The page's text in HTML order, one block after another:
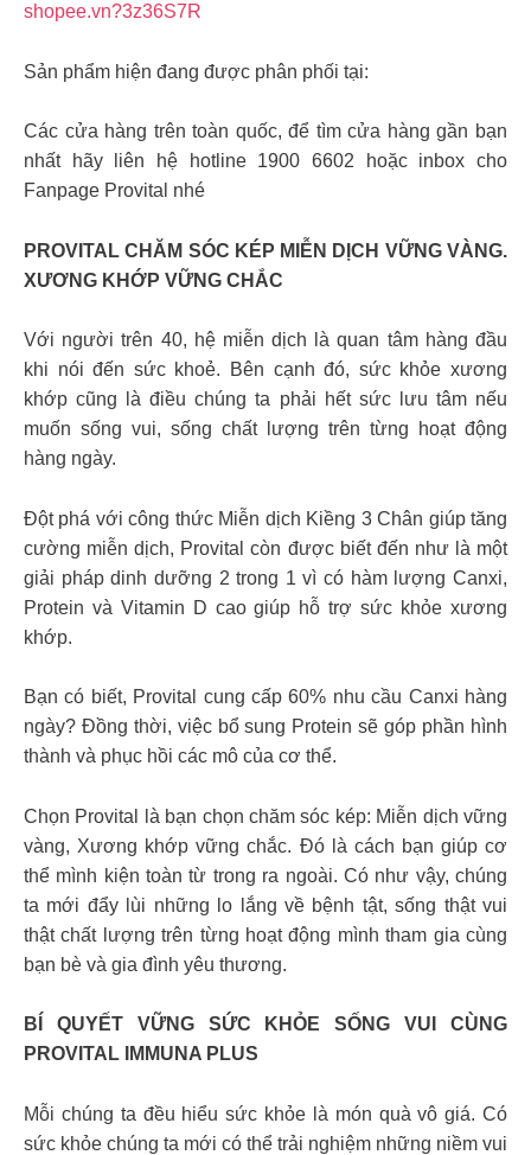
shopee.vn?3z36S7R
Sản phẩm hiện đang được phân phối tại:
Các cửa hàng trên toàn quốc, để tìm cửa hàng gần bạn
nhất hãy liên hệ hotline 1900 6602 hoặc inbox cho
Fanpage Provital nhé
PROVITAL CHĂM SÓC KÉP MIỄN DỊCH VỮNG VÀNG.
XƯƠNG KHỚP VỮNG CHẮC
Với người trên 40, hệ miễn dịch là quan tâm hàng đầu
khi nói đến sức khoẻ. Bên cạnh đó, sức khỏe xương
khớp cũng là điều chúng ta phải hết sức lưu tâm nếu
muốn sống vui, sống chất lượng trên từng hoạt động
hàng ngày.
️Đột phá với công thức Miễn dịch Kiềng 3 Chân giúp tăng
cường miễn dịch, Provital còn được biết đến như là một
giải pháp dinh dưỡng 2 trong 1 vì có hàm lượng Canxi,
Protein và Vitamin D cao giúp hỗ trợ sức khỏe xương
khớp.
️Bạn có biết, Provital cung cấp 60% nhu cầu Canxi hàng
ngày? Đồng thời, việc bổ sung Protein sẽ góp phần hình
thành và phục hồi các mô của cơ thể.
Chọn Provital là bạn chọn chăm sóc kép: Miễn dịch vững
vàng, Xương khớp vững chắc. Đó là cách bạn giúp cơ
thể mình kiện toàn từ trong ra ngoài. Có như vậy, chúng
ta mới đẩy lùi những lo lắng về bệnh tật, sống thật vui
thật chất lượng trên từng hoạt động mình tham gia cùng
bạn bè và gia đình yêu thương.
BÍ QUYẾT VỮNG SỨC KHỎE SỐNG VUI CÙNG
PROVITAL IMMUNA PLUS
Mỗi chúng ta đều hiểu sức khỏe là món quà vô giá. Có
sức khỏe chúng ta mới có thể trải nghiệm những niềm vui